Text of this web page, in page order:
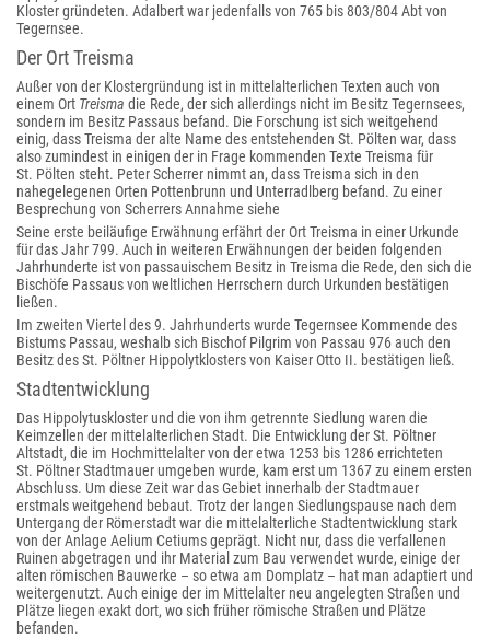
Kloster gründeten. Adalbert war jedenfalls von 765 bis 803/804 Abt von
Tegernsee.
Der Ort Treisma
Außer von der Klostergründung ist in mittelalterlichen Texten auch von
einem Ort Treisma die Rede, der sich allerdings nicht im Besitz Tegernsees,
sondern im Besitz Passaus befand. Die Forschung ist sich weitgehend
einig, dass Treisma der alte Name des entstehenden St. Pölten war, dass
also zumindest in einigen der in Frage kommenden Texte Treisma für
St. Pölten steht. Peter Scherrer nimmt an, dass Treisma sich in den
nahegelegenen Orten Pottenbrunn und Unterradlberg befand. Zu einer
Besprechung von Scherrers Annahme siehe
Seine erste beiläufige Erwähnung erfährt der Ort Treisma in einer Urkunde
für das Jahr 799. Auch in weiteren Erwähnungen der beiden folgenden
Jahrhunderte ist von passauischem Besitz in Treisma die Rede, den sich die
Bischöfe Passaus von weltlichen Herrschern durch Urkunden bestätigen
ließen.
Im zweiten Viertel des 9. Jahrhunderts wurde Tegernsee Kommende des
Bistums Passau, weshalb sich Bischof Pilgrim von Passau 976 auch den
Besitz des St. Pöltner Hippolytklosters von Kaiser Otto II. bestätigen ließ.
Stadtentwicklung
Das Hippolytuskloster und die von ihm getrennte Siedlung waren die
Keimzellen der mittelalterlichen Stadt. Die Entwicklung der St. Pöltner
Altstadt, die im Hochmittelalter von der etwa 1253 bis 1286 errichteten
St. Pöltner Stadtmauer umgeben wurde, kam erst um 1367 zu einem ersten
Abschluss. Um diese Zeit war das Gebiet innerhalb der Stadtmauer
erstmals weitgehend bebaut. Trotz der langen Siedlungspause nach dem
Untergang der Römerstadt war die mittelalterliche Stadtentwicklung stark
von der Anlage Aelium Cetiums geprägt. Nicht nur, dass die verfallenen
Ruinen abgetragen und ihr Material zum Bau verwendet wurde, einige der
alten römischen Bauwerke – so etwa am Domplatz – hat man adaptiert und
weitergenutzt. Auch einige der im Mittelalter neu angelegten Straßen und
Plätze liegen exakt dort, wo sich früher römische Straßen und Plätze
befanden.